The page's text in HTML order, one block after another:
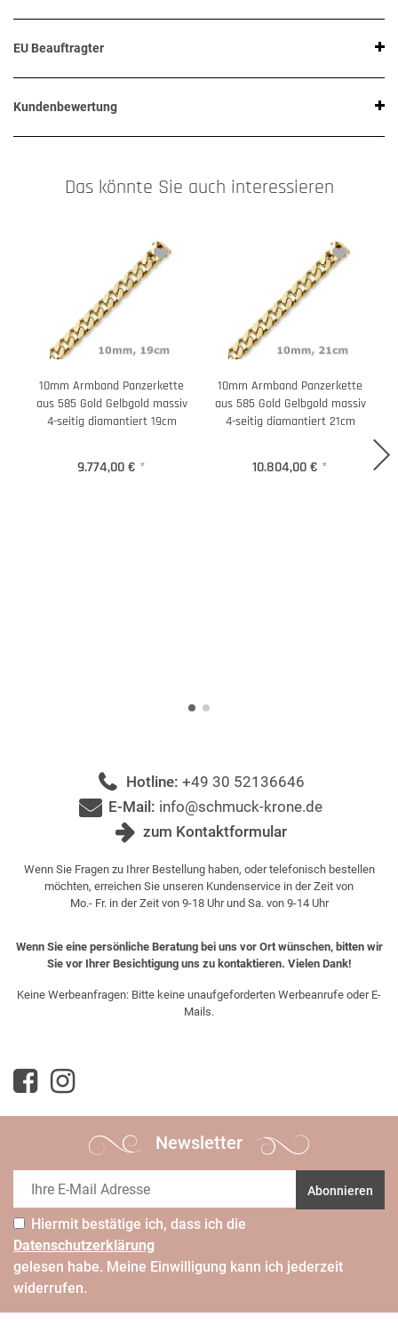
EU Beauftragter
Kundenbewertung
Das könnte Sie auch interessieren
10mm Armband Panzerkette
aus 585 Gold Gelbgold massiv
4-seitig diamantiert 19cm
9.774,00 € *
10mm Armband Panzerkette
aus 585 Gold Gelbgold massiv
4-seitig diamantiert 21cm
10.804,00 € *
Hotline: +49 30 52136646
E-Mail: info@schmuck-krone.de
zum Kontaktformular
Wenn Sie Fragen zu Ihrer Bestellung haben, oder telefonisch bestellen
möchten, erreichen Sie unseren Kundenservice in der Zeit von
Mo.- Fr. in der Zeit von 9-18 Uhr und Sa. von 9-14 Uhr
Wenn Sie eine persönliche Beratung bei uns vor Ort wünschen, bitten wir
Sie vor Ihrer Besichtigung uns zu kontaktieren. Vielen Dank!
Keine Werbeanfragen: Bitte keine unaufgeforderten Werbeanrufe oder E-
Mails.
Newsletter
Abonnieren
Hiermit bestätige ich, dass ich die
Daten­schutz­erklärung
gelesen habe. Meine Einwilligung kann ich jederzeit
widerrufen.